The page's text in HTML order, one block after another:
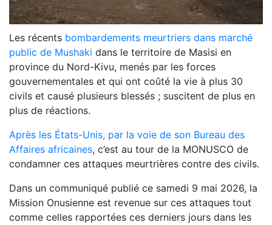
Les récents bombardements meurtriers dans marché
public de Mushaki dans le territoire de Masisi en
province du Nord-Kivu, menés par les forces
gouvernementales et qui ont coûté la vie à plus 30
civils et causé plusieurs blessés ; suscitent de plus en
plus de réactions.
Après les États-Unis, par la voie de son Bureau des
Affaires africaines, c’est au tour de la MONUSCO de
condamner ces attaques meurtrières contre des civils.
Dans un communiqué publié ce samedi 9 mai 2026, la
Mission Onusienne est revenue sur ces attaques tout
comme celles rapportées ces derniers jours dans les